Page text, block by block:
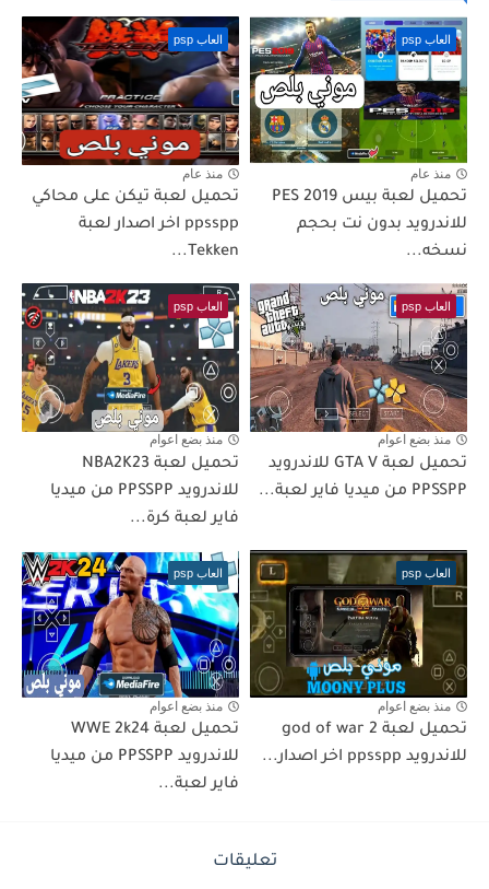
العاب psp
منذ عام
تحميل لعبة بيس PES 2019
للاندرويد بدون نت بحجم
نسخه...
العاب psp
منذ عام
تحميل لعبة تيكن على محاكي
ppsspp اخر اصدار لعبة
Tekken...
العاب psp
منذ بضع اعوام
تحميل لعبة GTA V للاندرويد
PPSSPP من ميديا فاير لعبة...
العاب psp
منذ بضع اعوام
تحميل لعبة NBA2K23
للاندرويد PPSSPP من ميديا
فاير لعبة كرة...
العاب psp
منذ بضع اعوام
تحميل لعبة god of war 2
للاندرويد ppsspp اخر اصدار...
العاب psp
منذ بضع اعوام
تحميل لعبة WWE 2k24
للاندرويد PPSSPP من ميديا
فاير لعبة...
تعليقات